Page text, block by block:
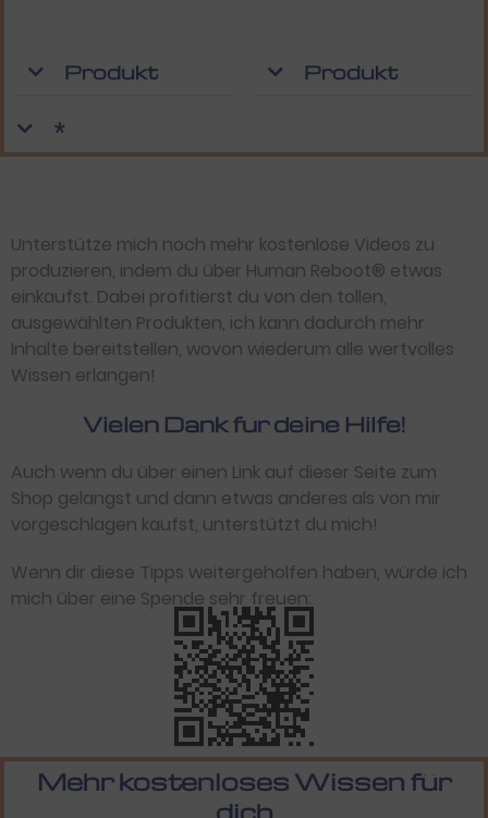
Produkt Produkt
*
Unterstütze mich noch mehr kostenlose Videos zu
produzieren, indem du über Human Reboot® etwas
einkaufst. Dabei profitierst du von den tollen,
ausgewählten Produkten, ich kann dadurch mehr
Inhalte bereitstellen, wovon wiederum alle wertvolles
Wissen erlangen!
Vielen Dank für deine Hilfe!
Auch wenn du über einen Link auf dieser Seite zum
Shop gelangst und dann etwas anderes als von mir
vorgeschlagen kaufst, unterstützt du mich!
Wenn dir diese Tipps weitergeholfen haben, würde ich
mich über eine Spende sehr freuen:
Mehr kostenloses Wissen für
dich